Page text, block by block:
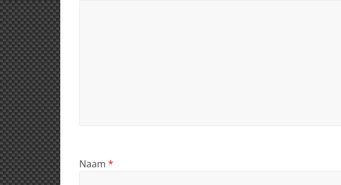
Naam *